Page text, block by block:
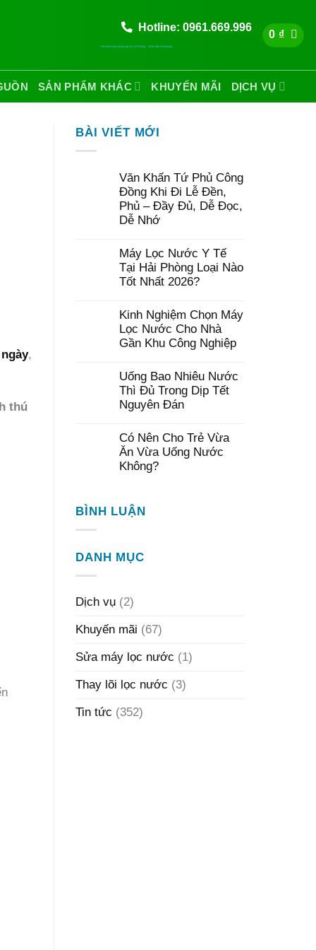
Hotline: 0961.669.996
Cho thuê máy photocopy tại hải Phòng Khắc dấu Hải phòng
0 ₫
SẢN PHẨM KHÁC KHUYẾN MÃI DỊCH VỤ
,
thú
BÀI VIẾT MỚI
Văn Khấn Tứ Phủ Công
Đồng Khi Đi Lễ Đền,
Phủ – Đầy Đủ, Dễ Đọc,
Dễ Nhớ
Máy Lọc Nước Y Tế
Tại Hải Phòng Loại Nào
Tốt Nhất 2026?
Kinh Nghiệm Chọn Máy
Lọc Nước Cho Nhà
Gần Khu Công Nghiệp
Uống Bao Nhiêu Nước
Thì Đủ Trong Dịp Tết
Nguyên Đán
Có Nên Cho Trẻ Vừa
Ăn Vừa Uống Nước
Không?
BÌNH LUẬN
DANH MỤC
Dịch vụ (2)
Khuyến mãi (67)
Sửa máy lọc nước (1)
Thay lõi lọc nước (3)
Tin tức (352)